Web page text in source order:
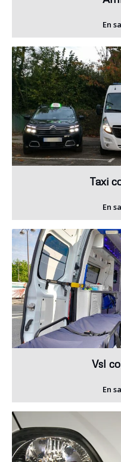
En
Taxi
En
Vsl
En